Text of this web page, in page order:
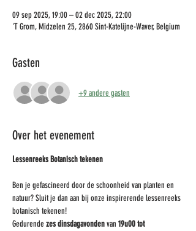
09 sep 2025, 19:00 – 02 dec 2025, 22:00
'T Grom, Midzelen 25, 2860 Sint-Katelijne-Waver, Belgium
Gasten
+9 andere gasten
Over het evenement
Lessenreeks Botanisch tekenen
Ben je gefascineerd door de schoonheid van planten en
natuur? Sluit je dan aan bij onze inspirerende lessenreeks
botanisch tekenen!
Gedurende zes dinsdagavonden van 19u00 tot